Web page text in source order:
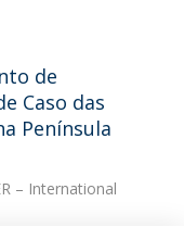
de
Caso das
Península
– International